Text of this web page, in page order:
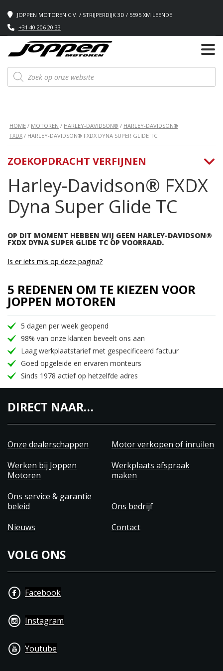
JOPPEN MOTOREN C.V. / STRIJPERDIJK 3D / 5595 XM LEENDE
+31 40 206 20 33
Producten
zoeken
HOME / MOTOREN / HARLEY-DAVIDSON® / HARLEY-DAVIDSON®
FXDX / HARLEY-DAVIDSON® FXDX DYNA SUPER GLIDE TC
Harley-Davidson® FXDX
Dyna Super Glide TC
OP DIT MOMENT HEBBEN WIJ GEEN HARLEY-DAVIDSON®
FXDX DYNA SUPER GLIDE TC OP VOORRAAD.
ZOEKOPDRACHT VERFIJNEN
Is er iets mis op deze pagina?
5 REDENEN OM TE KIEZEN VOOR
JOPPEN MOTOREN
5 dagen per week geopend
98% van onze klanten beveelt ons aan
Laag werkplaatstarief met gespecificeerd factuur
Goed opgeleide en ervaren monteurs
Sinds 1978 actief op hetzelfde adres
DIRECT NAAR…
Onze dealerschappen
Motor verkopen of inruilen
Werken bij Joppen
Motoren
Werkplaats afspraak
maken
Ons service & garantie
beleid
Ons bedrijf
Nieuws
Contact
VOLG ONS
Facebook
Instagram
Youtube